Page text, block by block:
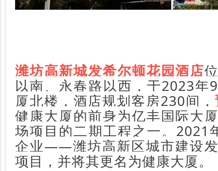
潍坊高新城发希尔顿花园酒店
以南、永春路以西，于2023年
厦北楼，酒店规划客房230间，
健康大厦的前身为亿丰国际大
场项目的二期工程之一。2021
企业——潍坊高新区城市建设
项目，并将其更名为健康大厦。